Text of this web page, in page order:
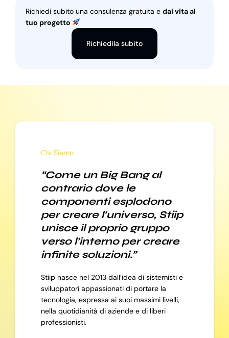
Richiedi subito una consulenza gratuita e dai vita al
tuo progetto
Richiedila subito
Chi Siamo
“Come un Big Bang al
contrario dove le
componenti esplodono
per creare l’universo, Stiip
unisce il proprio gruppo
verso l’interno per creare
infinite soluzioni.”
Stiip nasce nel 2013 dall’idea di sistemisti e
sviluppatori appassionati di portare la
tecnologia, espressa ai suoi massimi livelli,
nella quotidianità di aziende e di liberi
professionisti.